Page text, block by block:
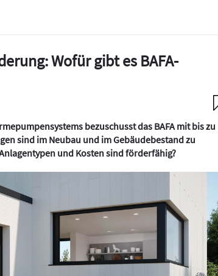
Wofür gibt es BAFA-
bezuschusst das BAFA mit bis zu
sind im Neubau und im Gebäudebestand zu
und Kosten sind förderfähig?